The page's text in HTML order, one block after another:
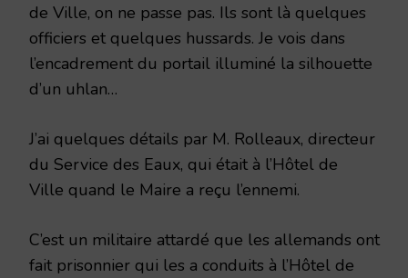
de Ville, on ne passe pas. Ils sont là quelques
officiers et quelques hussards. Je vois dans
l’encadrement du portail illuminé la silhouette
d’un uhlan…
J’ai quelques détails par M. Rolleaux, directeur
du Service des Eaux, qui était à l’Hôtel de
Ville quand le Maire a reçu l’ennemi.
C’est un militaire attardé que les allemands ont
fait prisonnier qui les a conduits à l’Hôtel de